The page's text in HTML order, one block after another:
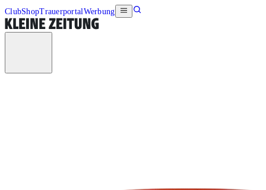
ClubShopTrauerportalWerbung